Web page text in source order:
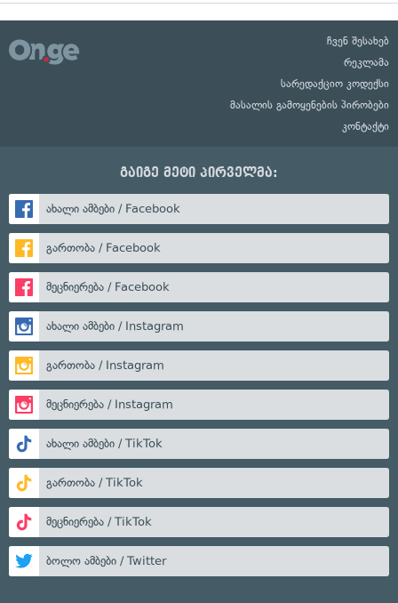
ჩვენ შესახებ
რეკლამა
სარედაქციო კოდექსი
მასალის გამოყენების პირობები
კონტაქტი
გაიგე მეტი პირველმა:
ახალი ამბები / Facebook
გართობა / Facebook
მეცნიერება / Facebook
ახალი ამბები / Instagram
გართობა / Instagram
მეცნიერება / Instagram
ახალი ამბები / TikTok
გართობა / TikTok
მეცნიერება / TikTok
ბოლო ამბები / Twitter